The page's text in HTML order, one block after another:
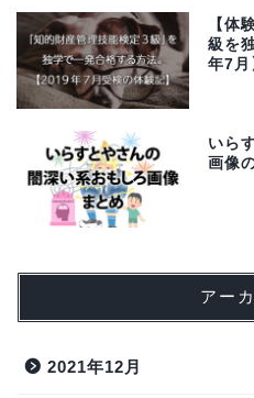
【体
級を
年7月
いら
画像
アー
2021年12月